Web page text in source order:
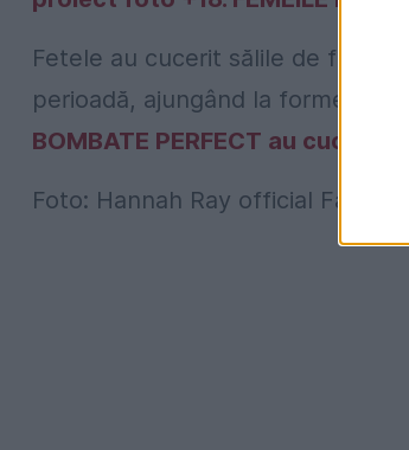
Fetele au cucerit sălile de forță
perioadă, ajungând la forme
BOMBATE PERFECT au cucerit
Foto: Hannah Ray official